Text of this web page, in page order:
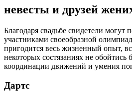
невесты и друзей
Благодаря свадьбе свидетели могут
участниками своеобразной
пригодится весь жизненный опыт,
некоторых состязаниях не обойтись
координации движений и умения
Дартс